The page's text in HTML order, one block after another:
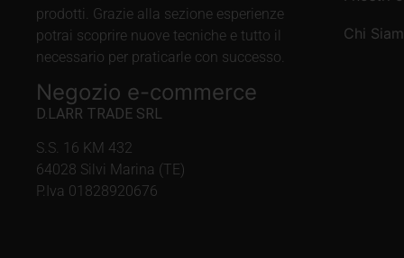
prodotti. Grazie alla sezione esperienze
potrai scoprire nuove tecniche e tutto il
necessario per praticarle con successo.
Negozio e-commerce
D.LARR TRADE SRL
S.S. 16 KM 432
64028 Silvi Marina (TE)
P.Iva 01828920676
Chi